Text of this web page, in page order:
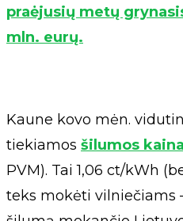
praėjusių metų
mln. eurų.
Kaune kovo mėn.
tiekiamos šilumos kaina
PVM). Tai 1,06 ct/kWh
teks mokėti vilniečiams